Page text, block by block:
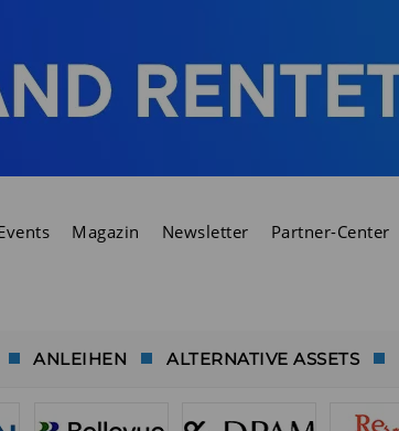
Magazin Newsletter Partner-Center
ANLEIHEN ALTERNATIVE ASSETS